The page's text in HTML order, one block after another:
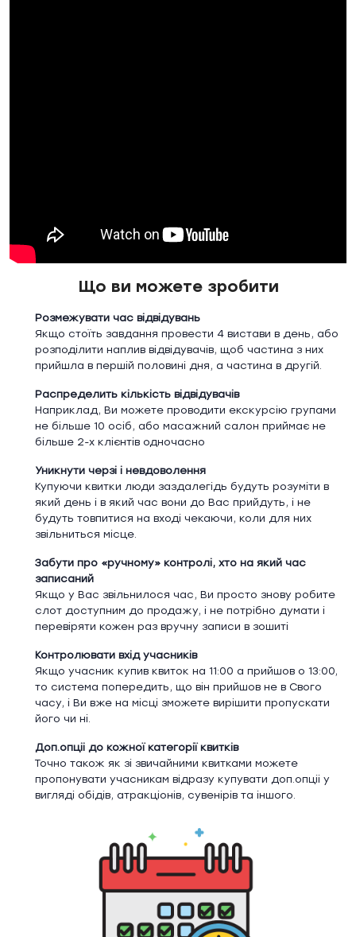
Що ви можете зробити
Розмежувати час відвідувань
Якщо стоїть завдання провести 4 вистави в день, або
розподілити наплив відвідувачів, щоб частина з них
прийшла в першій половині дня, а частина в другій.
Распределить кількість відвідувачів
Наприклад, Ви можете проводити екскурсію групами
не більше 10 осіб, або масажний салон приймає не
більше 2-х клієнтів одночасно
Уникнути черзі і невдоволення
Купуючи квитки люди заздалегідь будуть розуміти в
який день і в який час вони до Вас прийдуть, і не
будуть товпитися на вході чекаючи, коли для них
звільниться місце.
Забути про «ручному» контролі, хто на який час
записаний
Якщо у Вас звільнилося час, Ви просто знову робите
слот доступним до продажу, і не потрібно думати і
перевіряти кожен раз вручну записи в зошиті
Контролювати вхід учасників
Якщо учасник купив квиток на 11:00 а прийшов о 13:00,
то система попередить, що він прийшов не в Свого
часу, і Ви вже на місці зможете вирішити пропускати
його чи ні.
Доп.опціі до кожної категорії квитків
Точно також як зі звичайними квитками можете
пропонувати учасникам відразу купувати доп.опціі у
вигляді обідів, атракціонів, сувенірів та іншого.